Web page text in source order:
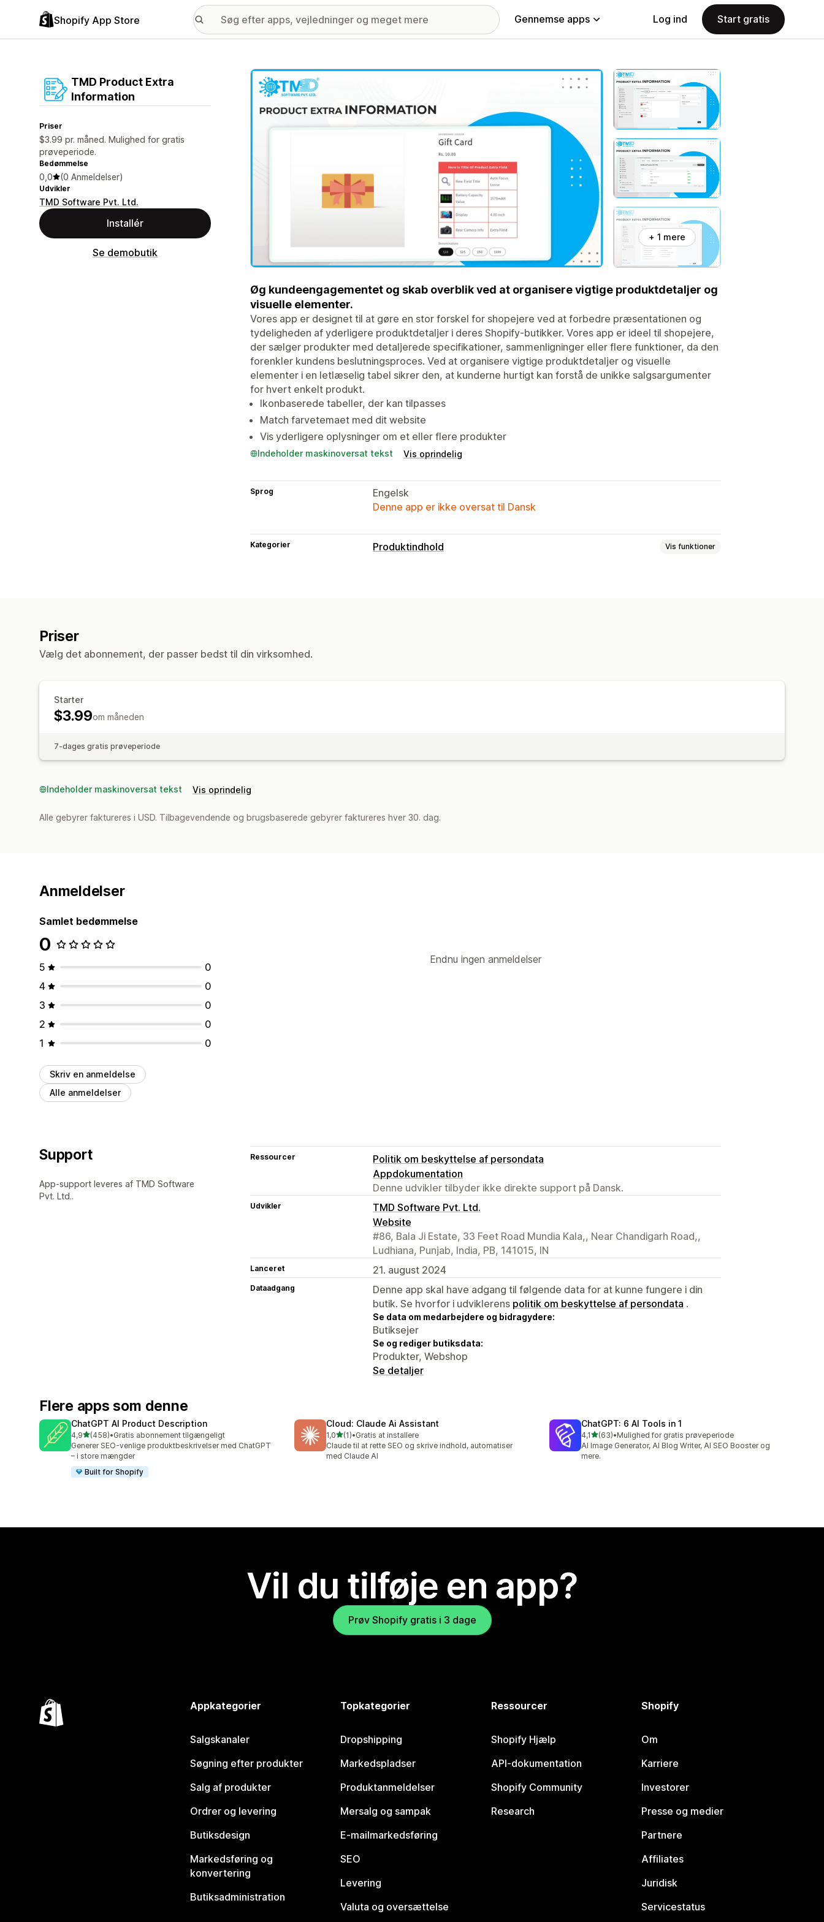
Shopify App Store Gennemse apps Log ind Start gratis
TMD Product Extra
Information
Priser
$3.99 pr. måned. Mulighed for gratis
prøveperiode.
Bedømmelse
0,0 (0 Anmeldelser)
Udvikler
TMD Software Pvt. Ltd.
Installér
Se demobutik
Galleri med udvalgte billeder
+ 1 mere
Øg kundeengagementet og skab overblik ved at organisere vigtige produktdetaljer og
visuelle elementer.
Vores app er designet til at gøre en stor forskel for shopejere ved at forbedre præsentationen og
tydeligheden af yderligere produktdetaljer i deres Shopify-butikker. Vores app er ideel til shopejere,
der sælger produkter med detaljerede specifikationer, sammenligninger eller flere funktioner, da den
forenkler kundens beslutningsproces. Ved at organisere vigtige produktdetaljer og visuelle
elementer i en letlæselig tabel sikrer den, at kunderne hurtigt kan forstå de unikke salgsargumenter
for hvert enkelt produkt.
Ikonbaserede tabeller, der kan tilpasses
Match farvetemaet med dit website
Vis yderligere oplysninger om et eller flere produkter
Indeholder maskinoversat tekst Vis oprindelig
Sprog
Engelsk
Denne app er ikke oversat til Dansk
Kategorier Produktindhold Vis funktioner
Priser
Vælg det abonnement, der passer bedst til din virksomhed.
Starter
$3.99om måneden
7-dages gratis prøveperiode
Indeholder maskinoversat tekst Vis oprindelig
Alle gebyrer faktureres i USD. Tilbagevendende og brugsbaserede gebyrer faktureres hver 30. dag.
Anmeldelser
Samlet bedømmelse
0
5
0
4
0
3
0
2
0
1
0
Skriv en anmeldelse
Alle anmeldelser
Endnu ingen anmeldelser
Support
App-support leveres af TMD Software
Pvt. Ltd..
Ressourcer
Politik om beskyttelse af persondata
Appdokumentation
Denne udvikler tilbyder ikke direkte support på Dansk.
Udvikler
TMD Software Pvt. Ltd.
Website
#86, Bala Ji Estate, 33 Feet Road Mundia Kala,, Near Chandigarh Road,,
Ludhiana, Punjab, India, PB, 141015, IN
Lanceret 21. august 2024
Dataadgang
Denne app skal have adgang til følgende data for at kunne fungere i din
butik. Se hvorfor i udviklerens politik om beskyttelse af persondata .
Se data om medarbejdere og bidragydere:
Butiksejer
Se og rediger butiksdata:
Produkter, Webshop
Se detaljer
Flere apps som denne
ChatGPT AI Product Description
4,9ud af 5 stjerner
(458)
458 anmeldelser i alt
•Gratis abonnement tilgængeligt
Generer SEO-venlige produktbeskrivelser med ChatGPT
– i store mængder
Built for Shopify
Cloud: Claude Ai Assistant
1,0ud af 5 stjerner
(1)
1 anmeldelser i alt
•Gratis at installere
Claude til at rette SEO og skrive indhold, automatiser
med Claude AI
ChatGPT: 6 AI Tools in 1
4,1ud af 5 stjerner
(63)
63 anmeldelser i alt
•Mulighed for gratis prøveperiode
AI Image Generator, AI Blog Writer, AI SEO Booster og
mere.
Vil du tilføje en app?
Prøv Shopify gratis i 3 dage
Appkategorier
Salgskanaler
Søgning efter produkter
Salg af produkter
Ordrer og levering
Butiksdesign
Markedsføring og
konvertering
Butiksadministration
Topkategorier
Dropshipping
Markedspladser
Produktanmeldelser
Mersalg og sampak
E-mailmarkedsføring
SEO
Levering
Valuta og oversættelse
Ressourcer
Shopify Hjælp
API-dokumentation
Shopify Community
Research
Shopify
Om
Karriere
Investorer
Presse og medier
Partnere
Affiliates
Juridisk
Servicestatus